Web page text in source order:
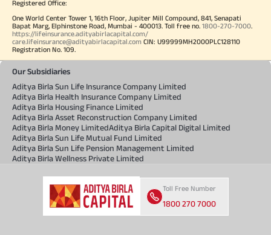
Registered Office:
One World Center Tower 1, 16th Floor, Jupiter Mill Compound, 841, Senapati
Bapat Marg, Elphinstone Road, Mumbai - 400013. Toll free no. 1800-270-7000.
https://lifeinsurance.adityabirlacapital.com/
care.lifeinsurance@adityabirlacapital.com CIN: U99999MH2000PLC128110
Registration No. 109.
Our Subsidiaries
Aditya Birla Sun Life Insurance Company Limited
Aditya Birla Health Insurance Company Limited
Aditya Birla Housing Finance Limited
Aditya Birla Asset Reconstruction Company Limited
Aditya Birla Money LimitedAditya Birla Capital Digital Limited
Aditya Birla Sun Life Mutual Fund Limited
Aditya Birla Sun Life Pension Management Limited
Aditya Birla Wellness Private Limited
Toll Free Number
1800 270 7000